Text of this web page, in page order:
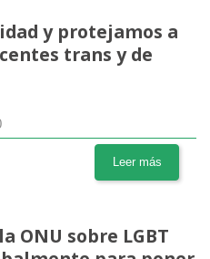
y protejamos a
trans y de
Leer más
ONU sobre LGBT